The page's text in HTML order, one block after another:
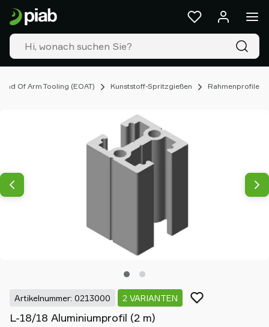
Of Arm Tooling (EOAT) Kunststoff-Spritzgießen Rahmenprofile
Artikelnummer: 0213000 2 VARIANTEN
L-18/18 Aluminiumprofil (2 m)
Produkte
&
Lösungen
Industrien
Unsere
Ressourcen
Kontakt